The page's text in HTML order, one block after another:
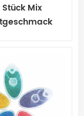
Stück Mix